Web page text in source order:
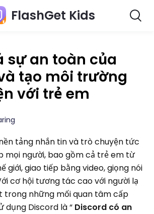
FlashGet Kids
sự an toàn của
tạo môi trường
với trẻ em
tảng nhắn tin và trò chuyện tức
mọi người, bao gồm cả trẻ em từ
giới, giao tiếp bằng video, giọng nói
cơ hội tương tác cao với người lạ
trong những mối quan tâm cấp
dụng Discord là “ Discord có an